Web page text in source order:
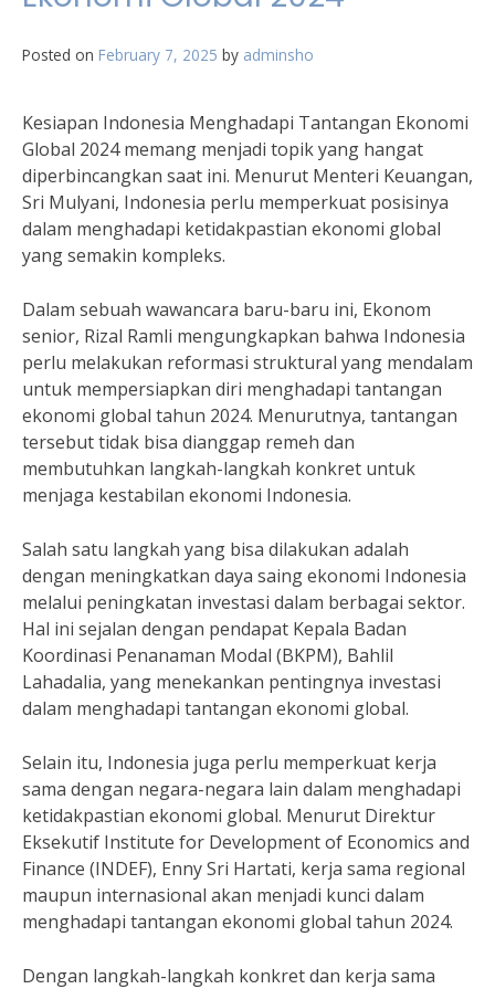
Posted on February 7, 2025 by adminsho
Kesiapan Indonesia Menghadapi Tantangan Ekonomi
Global 2024 memang menjadi topik yang hangat
diperbincangkan saat ini. Menurut Menteri Keuangan,
Sri Mulyani, Indonesia perlu memperkuat posisinya
dalam menghadapi ketidakpastian ekonomi global
yang semakin kompleks.
Dalam sebuah wawancara baru-baru ini, Ekonom
senior, Rizal Ramli mengungkapkan bahwa Indonesia
perlu melakukan reformasi struktural yang mendalam
untuk mempersiapkan diri menghadapi tantangan
ekonomi global tahun 2024. Menurutnya, tantangan
tersebut tidak bisa dianggap remeh dan
membutuhkan langkah-langkah konkret untuk
menjaga kestabilan ekonomi Indonesia.
Salah satu langkah yang bisa dilakukan adalah
dengan meningkatkan daya saing ekonomi Indonesia
melalui peningkatan investasi dalam berbagai sektor.
Hal ini sejalan dengan pendapat Kepala Badan
Koordinasi Penanaman Modal (BKPM), Bahlil
Lahadalia, yang menekankan pentingnya investasi
dalam menghadapi tantangan ekonomi global.
Selain itu, Indonesia juga perlu memperkuat kerja
sama dengan negara-negara lain dalam menghadapi
ketidakpastian ekonomi global. Menurut Direktur
Eksekutif Institute for Development of Economics and
Finance (INDEF), Enny Sri Hartati, kerja sama regional
maupun internasional akan menjadi kunci dalam
menghadapi tantangan ekonomi global tahun 2024.
Dengan langkah-langkah konkret dan kerja sama